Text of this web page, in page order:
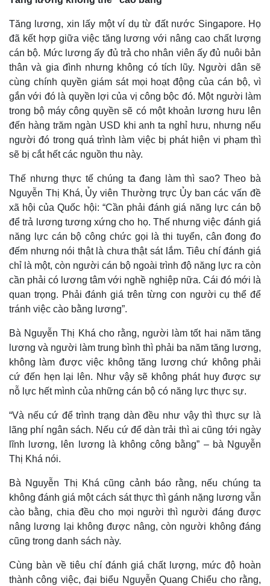
Kinh tế
Khởi nghiệp
Thị trường
Tiêu dùng
Tỷ giá
Chứng khoán
Tăng lương, xin lấy một ví dụ từ đất nước Singapore. Họ
đã kết hợp giữa việc tăng lương với nâng cao chất lượng
cán bộ. Mức lương ấy đủ trả cho nhân viên ấy đủ nuôi bản
thân và gia đình nhưng không có tích lũy. Người dân sẽ
cùng chính quyền giám sát mọi hoạt động của cán bộ, vì
gắn với đó là quyền lợi của vị công bộc đó. Một người làm
trong bộ máy công quyền sẽ có một khoản lương hưu lên
đến hàng trăm ngàn USD khi anh ta nghỉ hưu, nhưng nếu
người đó trong quá trình làm việc bị phát hiện vi phạm thì
sẽ bị cắt hết các nguồn thu này.
Thế nhưng thực tế chúng ta đang làm thì sao? Theo bà
Nguyễn Thị Khá, Ủy viên Thường trực Ủy ban các vấn đề
xã hội của Quốc hội: “Cần phải đánh giá năng lực cán bộ
để trả lương tương xứng cho họ. Thế nhưng việc đánh giá
năng lực cán bộ công chức gọi là thi tuyển, cân đong đo
đếm nhưng nói thật là chưa thật sát lắm. Tiêu chí đánh giá
chỉ là một, còn người cán bộ ngoài trình độ năng lực ra còn
cần phải có lương tâm với nghề nghiệp nữa. Cái đó mới là
quan trọng. Phải đánh giá trên từng con người cụ thể để
tránh việc cào bằng lương”.
Bà Nguyễn Thị Khá cho rằng, người làm tốt hai năm tăng
lương và người làm trung bình thì phải ba năm tăng lương,
không làm được việc không tăng lương chứ không phải
cứ đến hẹn lại lên. Như vậy sẽ không phát huy được sự
nỗ lực hết mình của những cán bộ có năng lực thực sự.
“Và nếu cứ để trình trạng dàn đều như vậy thì thực sự là
lãng phí ngân sách. Nếu cứ để dàn trải thì ai cũng tới ngày
lĩnh lương, lên lương là không công bằng” – bà Nguyễn
Thị Khá nói.
Bà Nguyễn Thị Khá cũng cảnh báo rằng, nếu chúng ta
không đánh giá một cách sát thực thì gánh nặng lương vẫn
cào bằng, chia đều cho mọi người thì người đáng được
nâng lương lại không được nâng, còn người không đáng
cũng trong danh sách này.
Cùng bàn về tiêu chí đánh giá chất lượng, mức độ hoàn
thành công việc, đại biểu Nguyễn Quang Chiểu cho rằng,